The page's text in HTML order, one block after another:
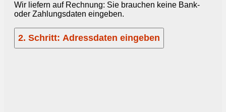
Wir liefern auf Rechnung: Sie brauchen keine Bank-
oder Zahlungsdaten eingeben.